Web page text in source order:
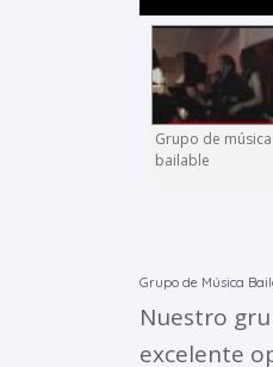
Grupo de música
bailable
Grupo de Música
Nuestro
excelente